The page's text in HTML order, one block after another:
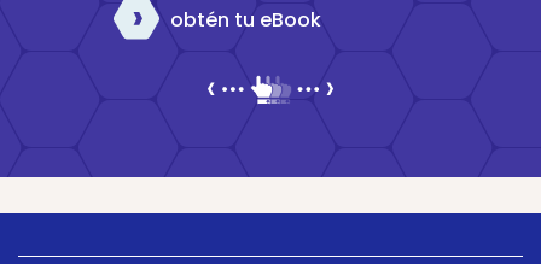
obtén tu eBook